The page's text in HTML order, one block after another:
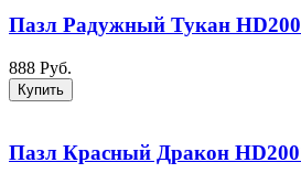
Пазл Радужный Тукан
888 Руб.
Купить
Пазл Красный Дракон